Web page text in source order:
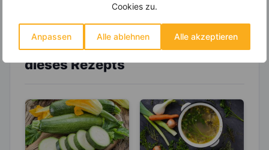
Cookies zu.
Anpassen Alle ablehnen Alle akzeptieren
Erfahre mehr über die Zutaten
dieses Rezepts